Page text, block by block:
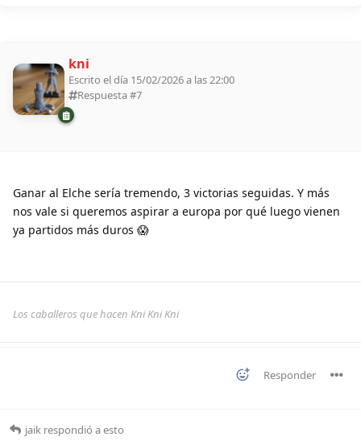
kni
Escrito el día 15/02/2026 a las 22:00
Respuesta #7
Ganar al Elche sería tremendo, 3 victorias seguidas. Y más
nos vale si queremos aspirar a europa por qué luego vienen
ya partidos más duros 😱
Los caballeros que hacen Kni Kni Kni
Responder
jaik respondió a esto